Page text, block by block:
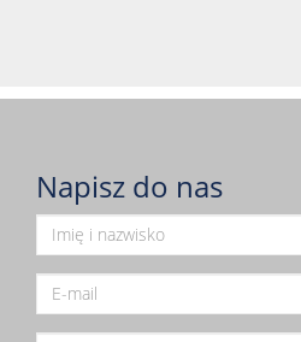
Napisz do nas